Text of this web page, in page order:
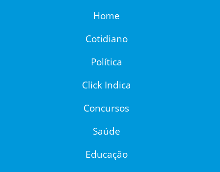
Home
Cotidiano
Política
Click Indica
Concursos
Saúde
Educação